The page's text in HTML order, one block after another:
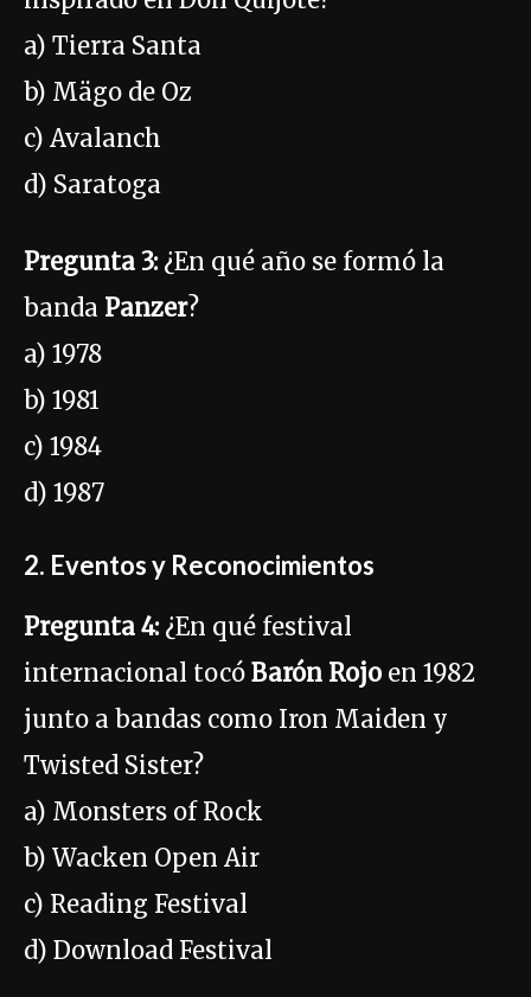
a) Tierra Santa
b) Mägo de Oz
c) Avalanch
d) Saratoga
Pregunta 3: ¿En qué año se formó la
banda Panzer?
a) 1978
b) 1981
c) 1984
d) 1987
2. Eventos y Reconocimientos
Pregunta 4: ¿En qué festival
internacional tocó Barón Rojoen 1982
junto a bandas como Iron Maiden y
Twisted Sister?
a) Monsters of Rock
b) Wacken Open Air
c) Reading Festival
d) Download Festival